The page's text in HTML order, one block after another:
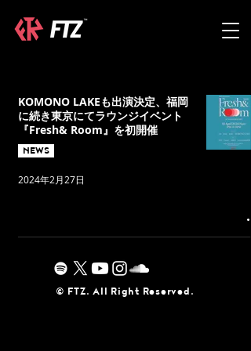
KOMONO LAKEも出演決定、福岡
に続き東京にてラウンジイベント
『Fresh& Room』を初開催
NEWS
2024年2月27日
©︎ FTZ. All Right Reserved.